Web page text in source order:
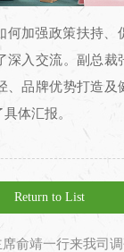
何加强政策扶持、
深入交流。副总裁
、品牌优势打造及
体汇报。
Return to List
俞靖一行来我司